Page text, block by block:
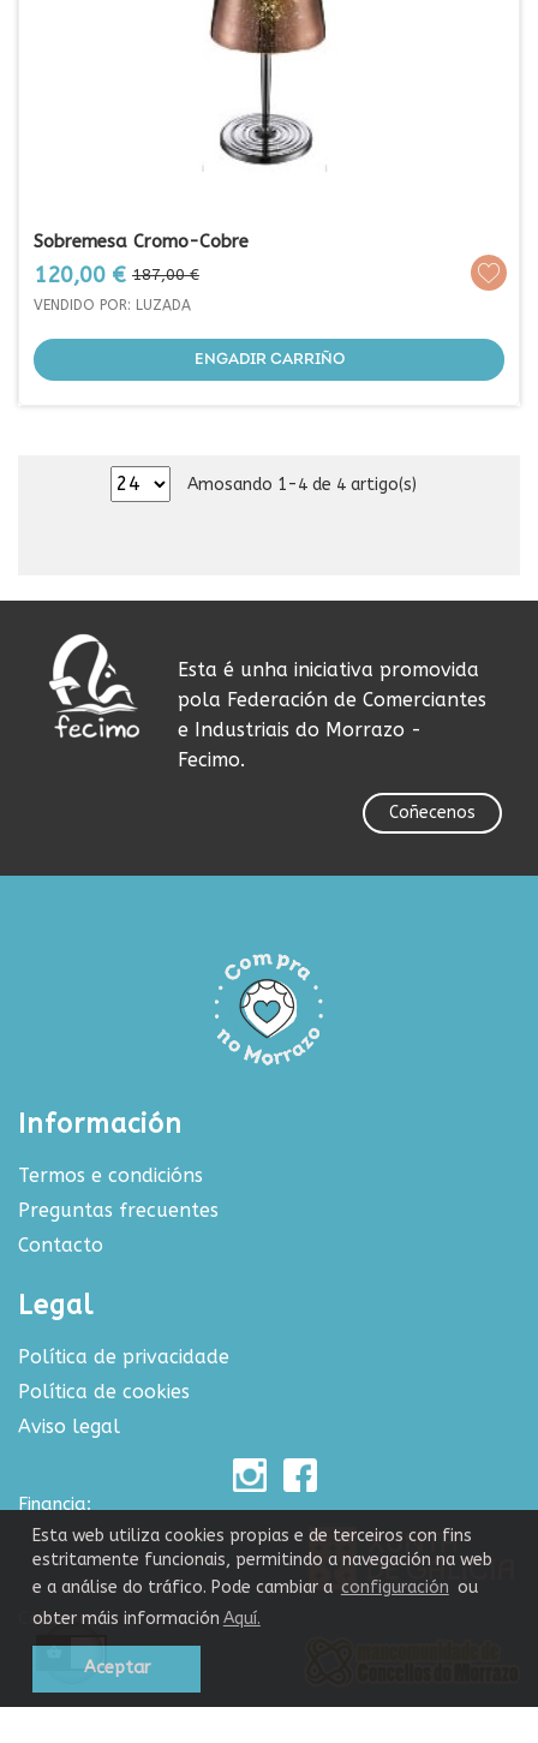
Sobremesa Cromo-Cobre
Prezo
120,00 € Prezo
base
187,00 €
VENDIDO POR: LUZADA
ENGADIR CARRIÑO
Amosando 1-4 de 4 artigo(s)
Esta é unha iniciativa promovida
pola Federación de Comerciantes
e Industriais do Morrazo -
Fecimo.
Coñecenos
Información
Termos e condicións
Preguntas frecuentes
Contacto
Legal
Política de privacidade
Política de cookies
Aviso legal
Financia:
Colabora:
Esta web utiliza cookies propias e de terceiros con fins
estritamente funcionais, permitindo a navegación na web
e a análise do tráfico. Pode cambiar a configuración ou
obter máis información Aquí.
Aceptar